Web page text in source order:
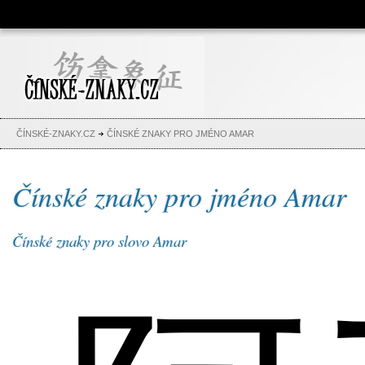
Čínské znaky, česko-čínský
slovník, abeceda, jména,
tetování
ČÍNSKÉ-ZNAKY.CZ ČÍNSKÉ ZNAKY PRO JMÉNO AMAR
Čínské znaky pro jméno Amar
Čínské znaky pro slovo Amar